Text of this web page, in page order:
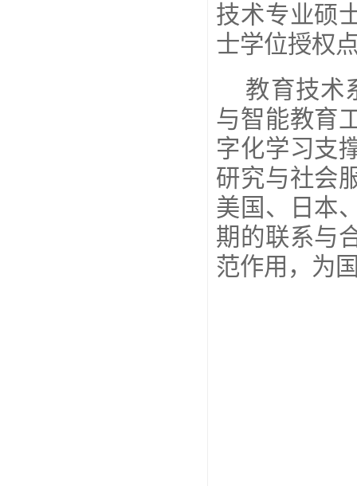
技术专业硕
士学位授权
教育技术
与智能教育
字化学习支
研究与社会
美国、日本
期的联系与
范作用，为